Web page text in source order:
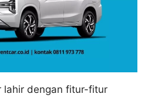
lahir dengan fitur-fitur